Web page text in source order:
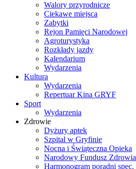
Walory przyrodnicze
Ciekawe miejsca
Zabytki
Rejon Pamięci Narodowej
Agroturystyka
Rozkłady jazdy
Kalendarium
Wydarzenia
Kultura
Wydarzenia
Repertuar Kina GRYF
Sport
Wydarzenia
Zdrowie
Dyżury aptek
Szpital w Gryfinie
Nocna i Świąteczna Opieka
Narodowy Fundusz Zdrowia
Harmonogram poradni spec.